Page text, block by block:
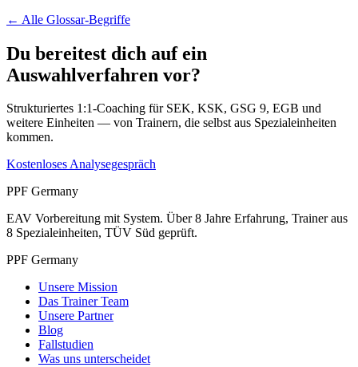
← Alle Glossar-Begriffe
Du bereitest dich auf ein
Auswahlverfahren vor?
Strukturiertes 1:1-Coaching für SEK, KSK, GSG 9, EGB und
weitere Einheiten — von Trainern, die selbst aus Spezialeinheiten
kommen.
Kostenloses Analysegespräch
PPF Germany
EAV Vorbereitung mit System. Über 8 Jahre Erfahrung, Trainer aus
8 Spezialeinheiten, TÜV Süd geprüft.
PPF Germany
Unsere Mission
Das Trainer Team
Unsere Partner
Blog
Fallstudien
Was uns unterscheidet